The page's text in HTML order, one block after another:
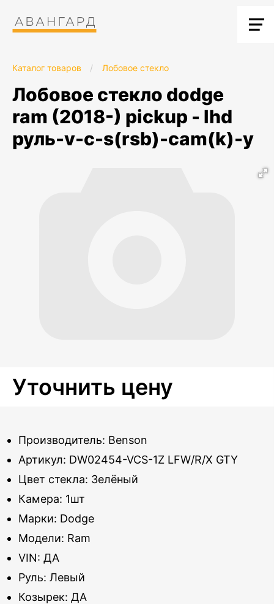
Каталог товаров / Лобовое стекло
лобовое стекло dodge
ram (2018-) pickup - lhd
руль-v-c-s(rsb)-cam(k)-y
Уточнить цену
Производитель: Benson
Артикул: DW02454-VCS-1Z LFW/R/X GTY
Цвет стекла: Зелёный
Камера: 1шт
Марки: Dodge
Модели: Ram
VIN: ДА
Руль: Левый
Козырек: ДА